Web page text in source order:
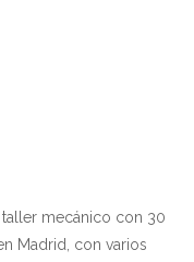
mecánico con 30
Madrid, con varios